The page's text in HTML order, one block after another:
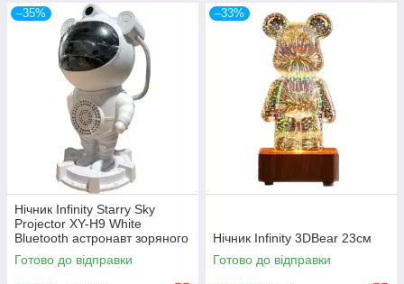
–35%
Нічник Infinity Starry Sky
Projector XY-H9 White
Bluetooth астронавт зоряного
неба
Готово до відправки
–33%
Нічник Infinity 3DBear 23см
Готово до відправки